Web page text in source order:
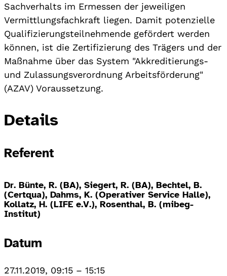
Sachverhalts im Ermessen der jeweiligen
Vermittlungsfachkraft liegen. Damit potenzielle
Qualifizierungsteilnehmende gefördert werden
können, ist die Zertifizierung des Trägers und der
Maßnahme über das System "Akkreditierungs-
und Zulassungsverordnung Arbeitsförderung"
(AZAV) Voraussetzung.
Details
Referent
Dr. Bünte, R. (BA), Siegert, R. (BA), Bechtel, B.
(Certqua), Dahms, K. (Operativer Service Halle),
Kollatz, H. (LIFE e.V.), Rosenthal, B. (mibeg-
Institut)
Datum
27.11.2019, 09:15 – 15:15